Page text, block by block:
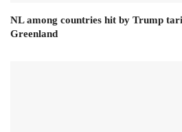
NL among countries hit by Trump
Greenland